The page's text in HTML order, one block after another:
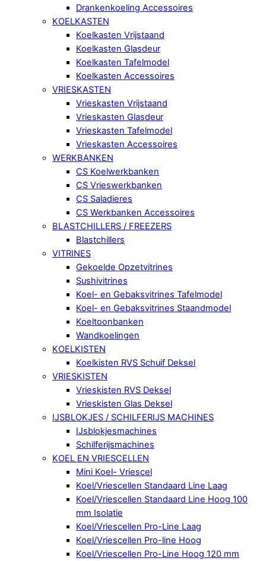
Drankenkoeling Accessoires
KOELKASTEN
Koelkasten Vrijstaand
Koelkasten Glasdeur
Koelkasten Tafelmodel
Koelkasten Accessoires
VRIESKASTEN
Vrieskasten Vrijstaand
Vrieskasten Glasdeur
Vrieskasten Tafelmodel
Vrieskasten Accessoires
WERKBANKEN
CS Koelwerkbanken
CS Vrieswerkbanken
CS Saladieres
CS Werkbanken Accessoires
BLASTCHILLERS / FREEZERS
Blastchillers
VITRINES
Gekoelde Opzetvitrines
Sushivitrines
Koel- en Gebaksvitrines Tafelmodel
Koel- en Gebaksvitrines Staandmodel
Koeltoonbanken
Wandkoelingen
KOELKISTEN
Koelkisten RVS Schuif Deksel
VRIESKISTEN
Vrieskisten RVS Deksel
Vrieskisten Glas Deksel
IJSBLOKJES / SCHILFERIJS MACHINES
IJsblokjesmachines
Schilferijsmachines
KOEL EN VRIESCELLEN
Mini Koel- Vriescel
Koel/Vriescellen Standaard Line Laag
Koel/Vriescellen Standaard Line Hoog 100
mm Isolatie
Koel/Vriescellen Pro-Line Laag
Koel/Vriescellen Pro-line Hoog
Koel/Vriescellen Pro-Line Hoog 120 mm